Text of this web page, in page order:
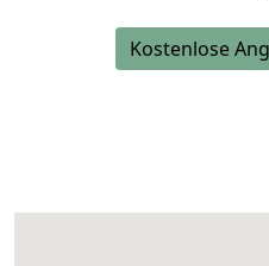
Kostenlose